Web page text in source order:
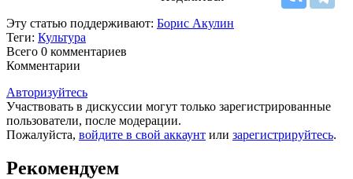
Эту статью поддерживают: Борис Акулин
Теги: Культура
Всего 0 комментариев
Комментарии
Авторизуйтесь
Участвовать в дискуссии могут только зарегистрированные
пользователи, после модерации.
Пожалуйста, войдите в свой аккаунт или зарегистрируйтесь.
Рекомендуем